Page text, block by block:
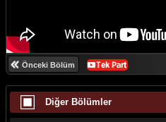
KOMEDİ
DUYGUSAL
TARİHİ
TV SHOW
Önceki Bölüm
Diğer Bölümler